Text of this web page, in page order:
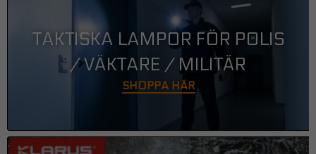
TAKTISKA LAMPOR FÖR POLIS
/ VÄKTARE / MILITÄR
SHOPPA HÄR